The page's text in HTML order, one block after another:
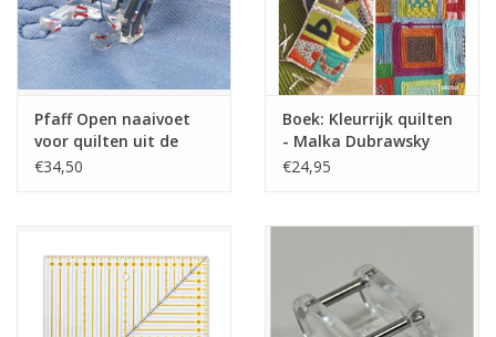
Loyalty
Pfaff Open naaivoet
voor quilten uit de
vrije hand C D E F G
€34,50
Boek: Kleurrijk quilten
- Malka Dubrawsky
€24,95